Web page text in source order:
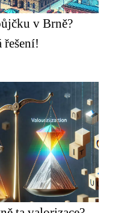
v Brně?
řešení!